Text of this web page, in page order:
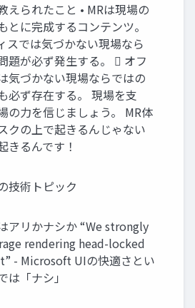
えられたこと • MRは現場の
とに完成するコンテンツ。
スでは気づかない現場なら
題が必ず発生する。  オフ
気づかない現場ならではの
必ず存在する。 現場を支
の力を信じましょう。 MR体
クの上で起きるんじゃない
きるんです！
技術トピック
アリかナシか “We strongly
rendering head-locked
- Microsoft UIの快適さとい
は「ナシ」